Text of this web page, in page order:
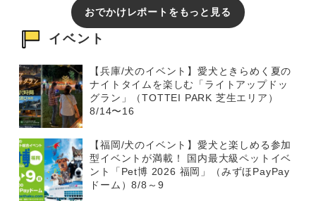
おでかけレポートをもっと見る
イベント
【兵庫/犬のイベント】愛犬ときらめく夏の
ナイトタイムを楽しむ「ライトアップドッ
グラン」（TOTTEI PARK 芝生エリア）
8/14〜16
【福岡/犬のイベント】愛犬と楽しめる参加
型イベントが満載！ 国内最大級ペットイベ
ント「Pet博 2026 福岡」（みずほPayPay
ドーム）8/8～9